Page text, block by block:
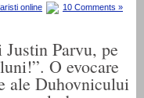
online 10 Comments »
Parvu, pe
O evocare
ale Duhovnicului